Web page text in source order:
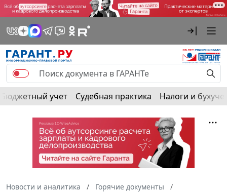
Бюджетный учет Судебная практика Налоги и
Новости и аналитика
Горячие документы